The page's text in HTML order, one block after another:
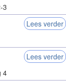
3
Lees verder
Lees verder
4